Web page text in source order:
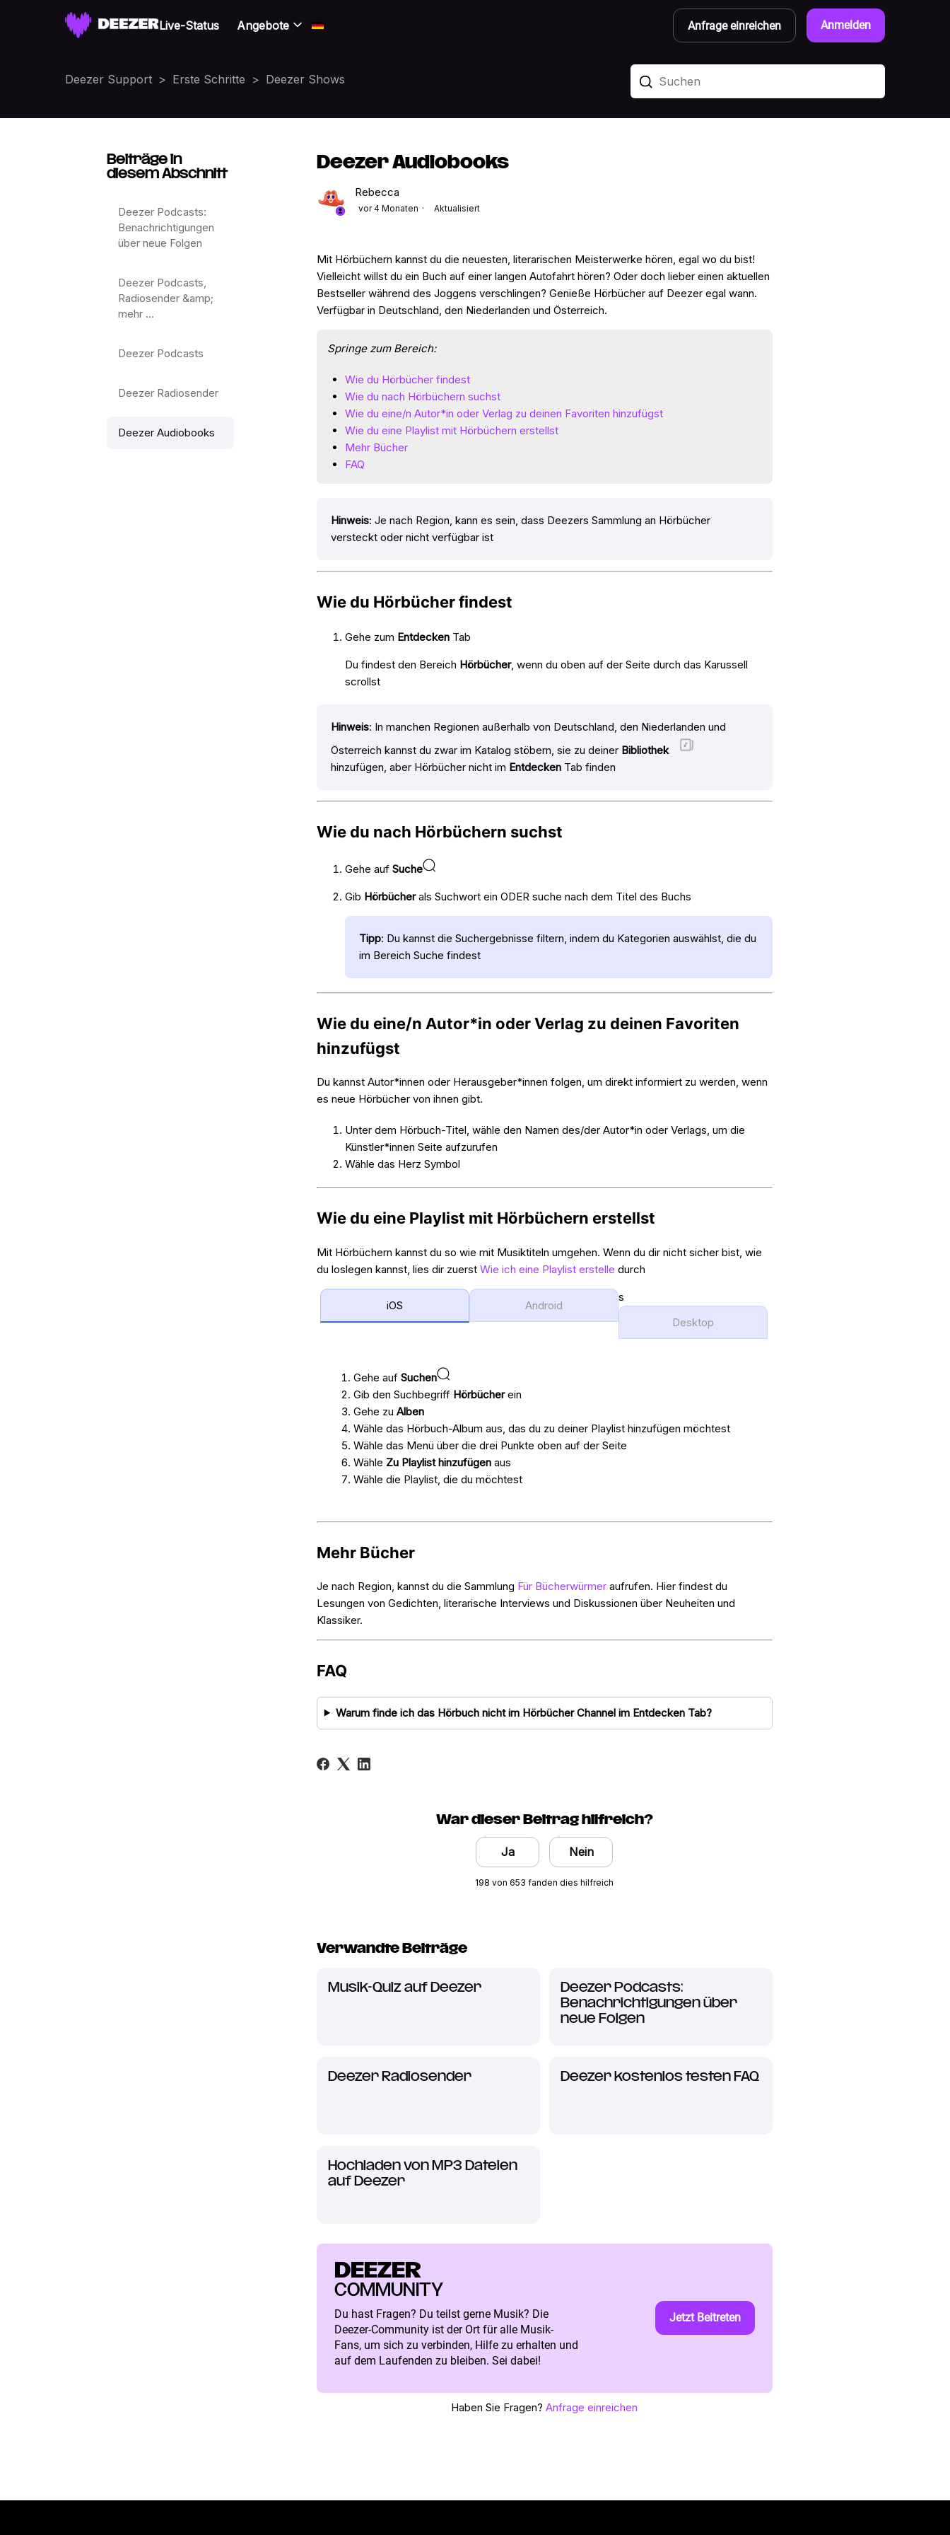
Live-Status Angebote Anfrage einreichen Anmelden
Deezer Support Erste Schritte Deezer Shows
Beiträge in
diesem Abschnitt
Deezer Podcasts:
Benachrichtigungen
über neue Folgen
Deezer Podcasts,
Radiosender &amp;
mehr ...
Deezer Podcasts
Deezer Radiosender
Deezer Audiobooks
Deezer Audiobooks
Rebecca
vor 4 Monaten Aktualisiert
Mit Hörbüchern kannst du die neuesten, literarischen Meisterwerke hören, egal wo du bist!
Vielleicht willst du ein Buch auf einer langen Autofahrt hören? Oder doch lieber einen aktuellen
Bestseller während des Joggens verschlingen? Genieße Hörbücher auf Deezer egal wann.
Verfügbar in Deutschland, den Niederlanden und Österreich.
Springe zum Bereich:
Wie du Hörbücher findest
Wie du nach Hörbüchern suchst
Wie du eine/n Autor*in oder Verlag zu deinen Favoriten hinzufügst
Wie du eine Playlist mit Hörbüchern erstellst
Mehr Bücher
FAQ
Hinweis: Je nach Region, kann es sein, dass Deezers Sammlung an Hörbücher
versteckt oder nicht verfügbar ist
Wie du Hörbücher findest
Gehe zum EntdeckenTab
Du findest den Bereich Hörbücher, wenn du oben auf der Seite durch das Karussell
scrollst
Hinweis: In manchen Regionen außerhalb von Deutschland, den Niederlanden und
Österreich kannst du zwar im Katalog stöbern, sie zu deiner Bibliothek
hinzufügen, aber Hörbücher nicht im EntdeckenTab finden
Wie du nach Hörbüchern suchst
Gehe auf Suche
Gib Hörbücherals Suchwort ein ODER suche nach dem Titel des Buchs
Tipp: Du kannst die Suchergebnisse filtern, indem du Kategorien auswählst, die du
im Bereich Suche findest
Wie du eine/n Autor*in oder Verlag zu deinen Favoriten
hinzufügst
Du kannst Autor*innen oder Herausgeber*innen folgen, um direkt informiert zu werden, wenn
es neue Hörbücher von ihnen gibt.
Unter dem Hörbuch-Titel, wähle den Namen des/der Autor*in oder Verlags, um die
Künstler*innen Seite aufzurufen
Wähle das Herz Symbol
Wie du eine Playlist mit Hörbüchern erstellst
Mit Hörbüchern kannst du so wie mit Musiktiteln umgehen. Wenn du dir nicht sicher bist, wie
du loslegen kannst, lies dir zuerst Wie ich eine Playlist erstelle durch
s
iOS
Android
Desktop
Gehe auf Suchen
Gib den Suchbegriff Hörbücherein
Gehe zu Alben
Wähle das Hörbuch-Album aus, das du zu deiner Playlist hinzufügen möchtest
Wähle das Menü über die drei Punkte oben auf der Seite
Wähle Zu Playlist hinzufügenaus
Wähle die Playlist, die du möchtest
Mehr Bücher
Je nach Region, kannst du die Sammlung Für Bücherwürmeraufrufen. Hier findest du
Lesungen von Gedichten, literarische Interviews und Diskussionen über Neuheiten und
Klassiker.
FAQ
Warum finde ich das Hörbuch nicht im Hörbücher Channel im Entdecken Tab?
War dieser Beitrag hilfreich?
Ja Nein
198 von 653 fanden dies hilfreich
Verwandte Beiträge
Musik-Quiz auf Deezer
Deezer Podcasts:
Benachrichtigungen über
neue Folgen
Deezer Radiosender Deezer kostenlos testen FAQ
Hochladen von MP3 Dateien
auf Deezer
DEEZER
COMMUNITY
Du hast Fragen? Du teilst gerne Musik? Die
Deezer-Community ist der Ort für alle Musik-
Fans, um sich zu verbinden, Hilfe zu erhalten und
auf dem Laufenden zu bleiben. Sei dabei!
Jetzt Beitreten
Haben Sie Fragen?Anfrage einreichen